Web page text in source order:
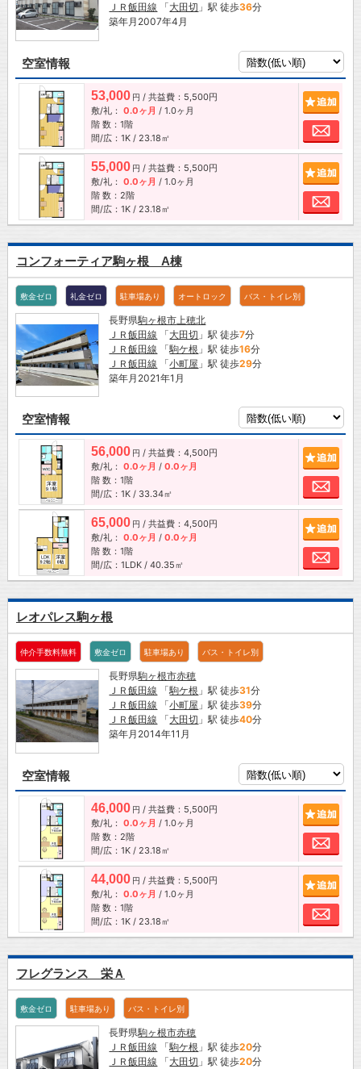
ＪＲ飯田線 「大田切 」駅 徒歩36分
築年月2007年4月
空室情報
53,000 円 / 共益費：5,500円
敷/礼： 0.0ヶ月 / 1.0ヶ月
階 数：1階
間/広：1K / 23.18㎡
お
55,000 円 / 共益費：5,500円
敷/礼： 0.0ヶ月 / 1.0ヶ月
階 数：2階
間/広：1K / 23.18㎡
お
コンフォーティア駒ヶ根 A棟
敷金ゼロ 礼金ゼロ 駐車場あり オートロック バス・トイレ別
長野県駒ヶ根市 上穂北
ＪＲ飯田線 「大田切 」駅 徒歩7分
ＪＲ飯田線 「駒ケ根 」駅 徒歩16分
ＪＲ飯田線 「小町屋 」駅 徒歩29分
築年月2021年1月
空室情報
56,000 円 / 共益費：4,500円
敷/礼： 0.0ヶ月 / 0.0ヶ月
階 数：1階
間/広：1K / 33.34㎡
お
65,000 円 / 共益費：4,500円
敷/礼： 0.0ヶ月 / 0.0ヶ月
階 数：1階
間/広：1LDK / 40.35㎡
お
レオパレス駒ヶ根
仲介手数料無料 敷金ゼロ 駐車場あり バス・トイレ別
長野県駒ヶ根市赤穂
ＪＲ飯田線 「駒ケ根 」駅 徒歩31分
ＪＲ飯田線 「小町屋 」駅 徒歩39分
ＪＲ飯田線 「大田切 」駅 徒歩40分
築年月2014年11月
空室情報
46,000 円 / 共益費：5,500円
敷/礼： 0.0ヶ月 / 1.0ヶ月
階 数：2階
間/広：1K / 23.18㎡
お
44,000 円 / 共益費：5,500円
敷/礼： 0.0ヶ月 / 1.0ヶ月
階 数：1階
間/広：1K / 23.18㎡
お
フレグランス 栄Ａ
敷金ゼロ 駐車場あり バス・トイレ別
長野県駒ヶ根市赤穂
ＪＲ飯田線 「駒ケ根 」駅 徒歩20分
ＪＲ飯田線 「大田切 」駅 徒歩20分